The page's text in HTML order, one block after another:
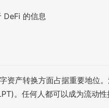
DeFi 的信息
资产转换方面占据重要地位
。任何人都可以成为流动